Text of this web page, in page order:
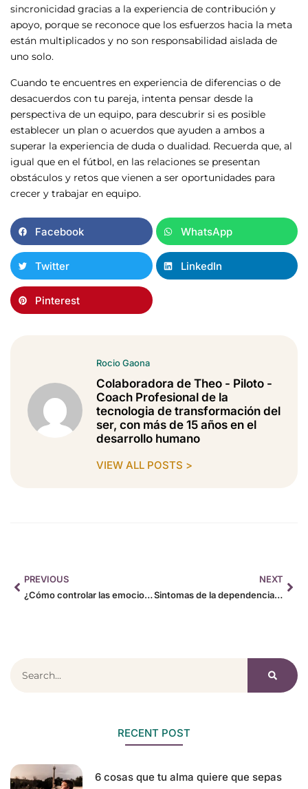
sincronicidad gracias a la experiencia de contribución y
apoyo, porque se reconoce que los esfuerzos hacia la meta
están multiplicados y no son responsabilidad aislada de
uno solo.
Cuando te encuentres en experiencia de diferencias o de
desacuerdos con tu pareja, intenta pensar desde la
perspectiva de un equipo, para descubrir si es posible
establecer un plan o acuerdos que ayuden a ambos a
superar la experiencia de duda o dualidad. Recuerda que, al
igual que en el fútbol, en las relaciones se presentan
obstáculos y retos que vienen a ser oportunidades para
crecer y trabajar en equipo.
Facebook WhatsApp
Twitter LinkedIn
Pinterest
Rocio Gaona
Colaboradora de Theo - Piloto -
Coach Profesional de la
tecnologia de transformación del
ser, con más de 15 años en el
desarrollo humano
VIEW ALL POSTS >
PREVIOUS
¿Cómo controlar las emociones?
NEXT
Sintomas de la dependencia emocional
RECENT POST
6 cosas que tu alma quiere que sepas